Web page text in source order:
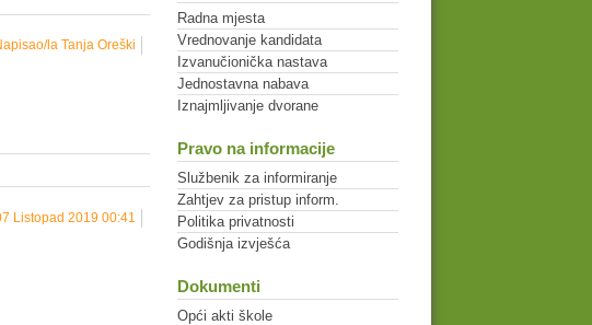
la Tanja Oreški
Listopad 2019 00:41
Radna mjesta
Vrednovanje kandidata
Izvanučionička nastava
Jednostavna nabava
Iznajmljivanje dvorane
Pravo na informacije
Službenik za informiranje
Zahtjev za pristup inform.
Politika privatnosti
Godišnja izvješća
Dokumenti
Opći akti škole